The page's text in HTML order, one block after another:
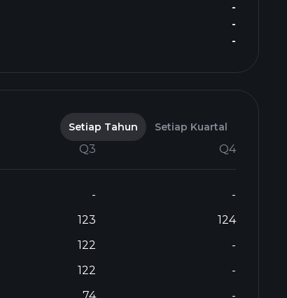
-
-
-
Setiap Tahun Setiap Kuartal
Q3 Q4
-
-
123
124
122
-
122
-